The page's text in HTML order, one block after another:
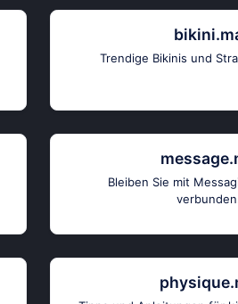
Trendige Bikinis und
Bleiben Sie mit